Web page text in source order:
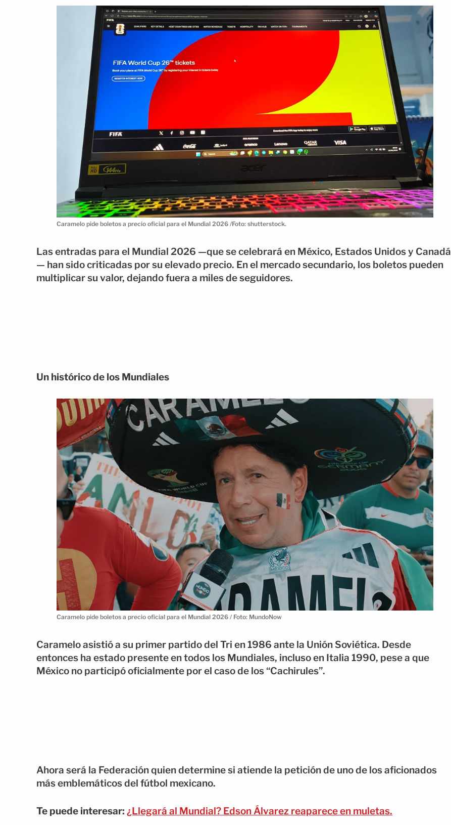
Caramelo pide boletos a precio oficial para el Mundial 2026 /Foto: shutterstock.
Las entradas para el Mundial 2026 —que se celebrará en México, Estados Unidos y Canadá
— han sido criticadas por su elevado precio. En el mercado secundario, los boletos pueden
multiplicar su valor, dejando fuera a miles de seguidores.
Un histórico de los Mundiales
Caramelo pide boletos a precio oficial para el Mundial 2026 / Foto: MundoNow
Caramelo asistió a su primer partido del Tri en 1986 ante la Unión Soviética. Desde
entonces ha estado presente en todos los Mundiales, incluso en Italia 1990, pese a que
México no participó oficialmente por el caso de los “Cachirules”.
Ahora será la Federación quien determine si atiende la petición de uno de los aficionados
más emblemáticos del fútbol mexicano.
Te puede interesar: ¿Llegará al Mundial? Edson Álvarez reaparece en muletas.